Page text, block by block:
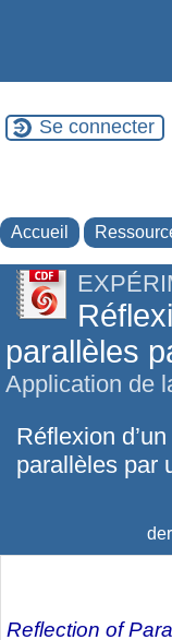
Se connecter
Accueil
parallèles
Application de
Réflexion
parallèles par
Reflection of